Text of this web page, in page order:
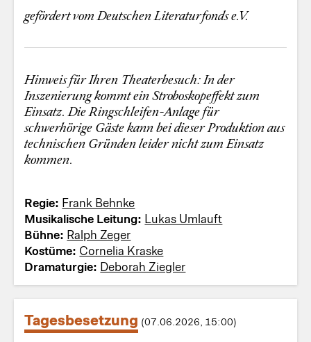
gefördert vom Deutschen Literaturfonds e.V.
Hinweis für Ihren Theaterbesuch: In der
Inszenierung kommt ein Stroboskopeffekt zum
Einsatz. Die Ringschleifen-Anlage für
schwerhörige Gäste kann bei dieser Produktion aus
technischen Gründen leider nicht zum Einsatz
kommen.
Regie: Frank Behnke
Musikalische Leitung: Lukas Umlauft
Bühne: Ralph Zeger
Kostüme: Cornelia Kraske
Dramaturgie: Deborah Ziegler
Tagesbesetzung (07.06.2026, 15:00)